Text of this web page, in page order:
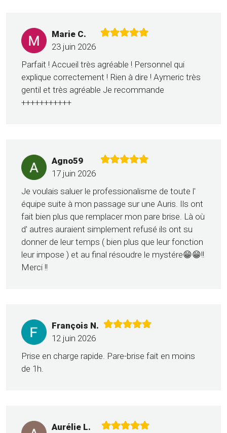
Marie C.
23 juin 2026
Parfait ! Accueil très agréable ! Personnel qui
explique correctement ! Rien à dire ! Aymeric très
gentil et très agréable Je recommande
+++++++++++
Agno59
17 juin 2026
Je voulais saluer le professionalisme de toute l'
équipe suite à mon passage sur une Auris. Ils ont
fait bien plus que remplacer mon pare brise. Là où
d' autres auraient simplement refusé ils ont su
donner de leur temps ( bien plus que leur fonction
leur impose ) et au final résoudre le mystére😁😁!!
Merci !!
François N.
12 juin 2026
Prise en charge rapide. Pare-brise fait en moins
de 1h.
Aurélie L.